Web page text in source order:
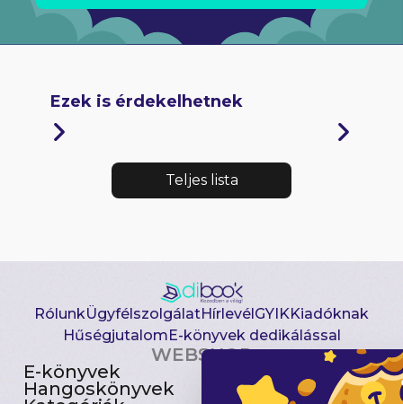
Ezek is érdekelhetnek
Teljes lista
RólunkÜgyfélszolgálatHírlevélGYIKKiadóknak
HűségjutalomE-könyvek dedikálással
WEBSHOP
E-könyvek
Hangoskönyvek
Csomagajánlatok
Akciósak